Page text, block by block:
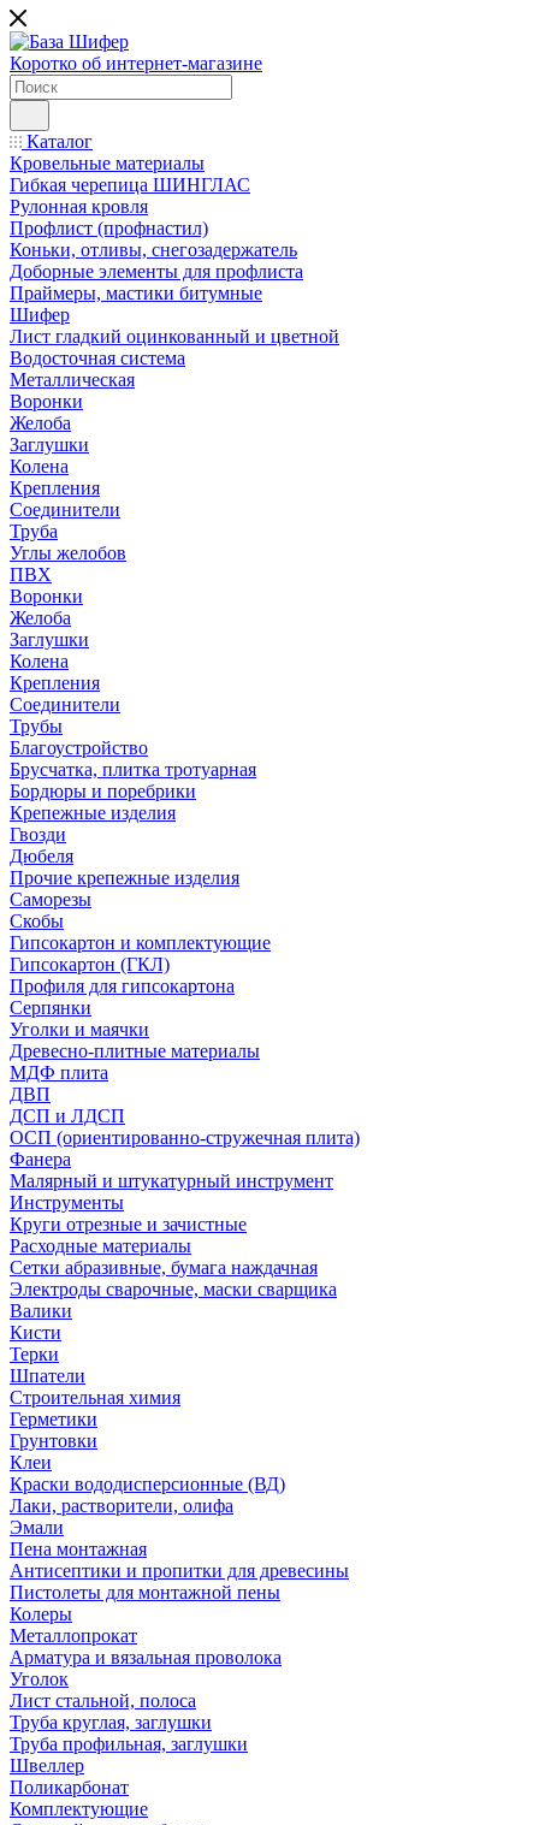
Коротко об интернет-магазине
Каталог
Кровельные материалы
Гибкая черепица ШИНГЛАС
Рулонная кровля
Профлист (профнастил)
Коньки, отливы, снегозадержатель
Доборные элементы для профлиста
Праймеры, мастики битумные
Шифер
Лист гладкий оцинкованный и цветной
Водосточная система
Металлическая
Воронки
Желоба
Заглушки
Колена
Крепления
Соединители
Труба
Углы желобов
ПВХ
Воронки
Желоба
Заглушки
Колена
Крепления
Соединители
Трубы
Благоустройство
Брусчатка, плитка тротуарная
Бордюры и поребрики
Крепежные изделия
Гвозди
Дюбеля
Прочие крепежные изделия
Саморезы
Скобы
Гипсокартон и комплектующие
Гипсокартон (ГКЛ)
Профиля для гипсокартона
Серпянки
Уголки и маячки
Древесно-плитные материалы
МДФ плита
ДВП
ДСП и ЛДСП
ОСП (ориентированно-стружечная плита)
Фанера
Малярный и штукатурный инструмент
Инструменты
Круги отрезные и зачистные
Расходные материалы
Сетки абразивные, бумага наждачная
Электроды сварочные, маски сварщика
Валики
Кисти
Терки
Шпатели
Строительная химия
Герметики
Грунтовки
Клеи
Краски вододисперсионные (ВД)
Лаки, растворители, олифа
Эмали
Пена монтажная
Антисептики и пропитки для древесины
Пистолеты для монтажной пены
Колеры
Металлопрокат
Арматура и вязальная проволока
Уголок
Лист стальной, полоса
Труба круглая, заглушки
Труба профильная, заглушки
Швеллер
Поликарбонат
Комплектующие